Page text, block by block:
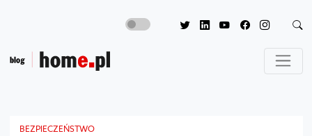
BEZPIECZEŃSTWO